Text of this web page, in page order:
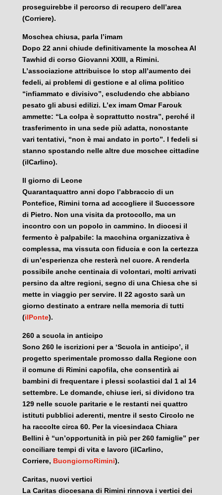
proseguirebbe il percorso di recupero dell’area
(Corriere).
Moschea chiusa, parla l’imam
Dopo 22 anni chiude definitivamente la moschea Al
Tawhid di corso Giovanni XXIII, a Rimini.
L’associazione attribuisce lo stop all’aumento dei
fedeli, ai problemi di gestione e al clima politico
“infiammato e divisivo”, escludendo che abbiano
pesato gli abusi edilizi. L’ex imam Omar Farouk
ammette: “La colpa è soprattutto nostra”, perché il
trasferimento in una sede più adatta, nonostante
vari tentativi, “non è mai andato in porto”. I fedeli si
stanno spostando nelle altre due moschee cittadine
(ilCarlino).
Il giorno di Leone
Quarantaquattro anni dopo l’abbraccio di un
Pontefice, Rimini torna ad accogliere il Successore
di Pietro. Non una visita da protocollo, ma un
incontro con un popolo in cammino. In diocesi il
fermento è palpabile: la macchina organizzativa è
complessa, ma vissuta con fiducia e con la certezza
di un’esperienza che resterà nel cuore. A renderla
possibile anche centinaia di volontari, molti arrivati
persino da altre regioni, segno di una Chiesa che si
mette in viaggio per servire. Il 22 agosto sarà un
giorno destinato a entrare nella memoria di tutti
(ilPonte).
260 a scuola in anticipo
Sono 260 le iscrizioni per a ‘Scuola in anticipo’, il
progetto sperimentale promosso dalla Regione con
il comune di Rimini capofila, che consentirà ai
bambini di frequentare i plessi scolastici dal 1 al 14
settembre. Le domande, chiuse ieri, si dividono tra
129 nelle scuole paritarie e le restanti nei quattro
istituti pubblici aderenti, mentre il sesto Circolo ne
ha raccolte circa 60. Per la vicesindaca Chiara
Bellini è “un’opportunità in più per 260 famiglie” per
conciliare tempi di vita e lavoro (ilCarlino,
Corriere, BuongiornoRimini).
Caritas, nuovi vertici
La Caritas diocesana di Rimini rinnova i vertici dei